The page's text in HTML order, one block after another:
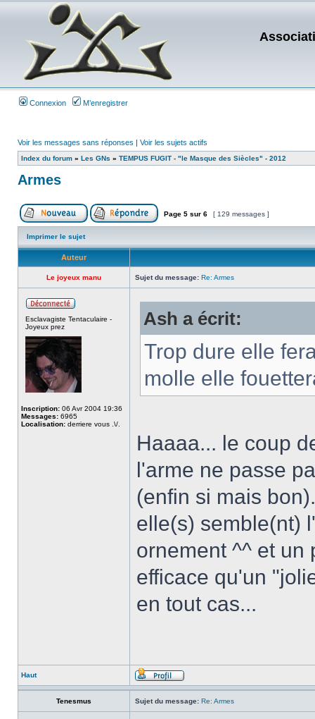
Connexion M’enregistrer
Voir les messages sans réponses | Voir les sujets actifs
Index du forum » Les GNs » TEMPUS FUGIT - "le Masque des Siècles" - 2012
Armes
Page 5 sur 6 [ 129 messages ]
Imprimer le sujet
Auteur
Le joyeux manu Sujet du message: Re: Armes
Esclavagiste Tentaculaire -
Joyeux prez
Inscription: 06 Avr 2004 19:36
Messages: 6965
Localisation: derriere vous .\/.
Ash a écrit:
Trop dure elle
molle elle
Haaaa... le coup
l'arme ne passe
(enfin si mais
elle(s) semble(nt)
ornement ^^ et un
efficace qu'un
en tout cas...
Haut
Tenesmus Sujet du message: Re: Armes